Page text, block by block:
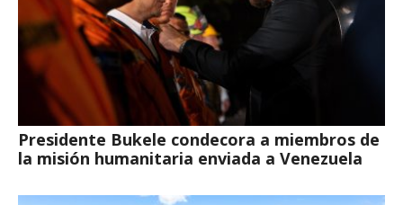
Presidente Bukele condecora a miembros de
la misión humanitaria enviada a Venezuela